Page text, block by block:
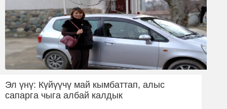
Эл үнү: Күйүүчү май кымбаттап, алыс
сапарга чыга албай калдык